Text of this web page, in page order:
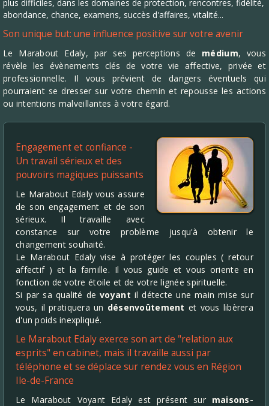
plus difficiles, dans les domaines de protection, rencontres, fidélité,
abondance, chance, examens, succès d'affaires, vitalité...
Son unique but: une influence positive sur votre avenir
Le Marabout Edaly, par ses perceptions de médium, vous
révèle les évènements clés de votre vie affective, privée et
professionnelle. Il vous prévient de dangers éventuels qui
pourraient se dresser sur votre chemin et repousse les actions
ou intentions malveillantes à votre égard.
Engagement et confiance -
Un travail sérieux et des
pouvoirs magiques puissants
Le Marabout Edaly vous assure
de son engagement et de son
sérieux. Il travaille avec
constance sur votre problème jusqu'à obtenir le
changement souhaité.
Le Marabout Edaly vise à protéger les couples ( retour
affectif ) et la famille. Il vous guide et vous oriente en
fonction de votre étoile et de votre lignée spirituelle.
Si par sa qualité devoyant il détecte une main mise sur
vous, il pratiquera un désenvoûtement et vous libèrera
d'un poids inexpliqué.
Le Marabout Edaly exerce son art de "relation aux
esprits" en cabinet, mais il travaille aussi par
téléphone et se déplace sur rendez vous en Région
Ile-de-France
Le Marabout Voyant Edaly est présent sur maisons-